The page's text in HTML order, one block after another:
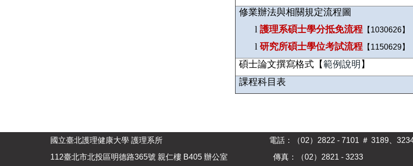
修業辦法與相關規定流程圖
l護理系碩士學分抵免流程 【 1030626】
l研究所碩士學位考試流程 【 1150629】
碩士論文撰寫格式【範例說明 】
課程科目表
國立臺北護理健康大學 護理系所 電話：（02）2822 - 7101 ＃ 3189、3234（請
112臺北市北投區明德路365號 親仁樓 B405 辦公室 傳真：（02）2821 - 3233